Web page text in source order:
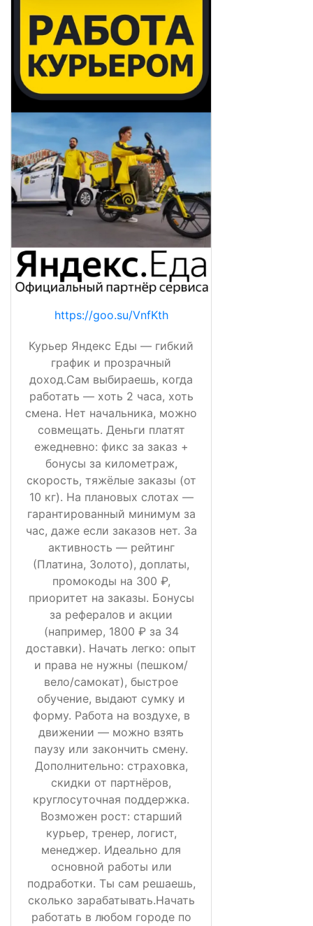
https://goo.su/VnfKth
Курьер Яндекс Еды — гибкий
график и прозрачный
доход.Сам выбираешь, когда
работать — хоть 2 часа, хоть
смена. Нет начальника, можно
совмещать. Деньги платят
ежедневно: фикс за заказ +
бонусы за километраж,
скорость, тяжёлые заказы (от
10 кг). На плановых слотах —
гарантированный минимум за
час, даже если заказов нет. За
активность — рейтинг
(Платина, Золото), доплаты,
промокоды на 300 ₽,
приоритет на заказы. Бонусы
за рефералов и акции
(например, 1800 ₽ за 34
доставки). Начать легко: опыт
и права не нужны (пешком/
вело/самокат), быстрое
обучение, выдают сумку и
форму. Работа на воздухе, в
движении — можно взять
паузу или закончить смену.
Дополнительно: страховка,
скидки от партнёров,
круглосуточная поддержка.
Возможен рост: старший
курьер, тренер, логист,
менеджер. Идеально для
основной работы или
подработки. Ты сам решаешь,
сколько зарабатывать.Начать
работать в любом городе по